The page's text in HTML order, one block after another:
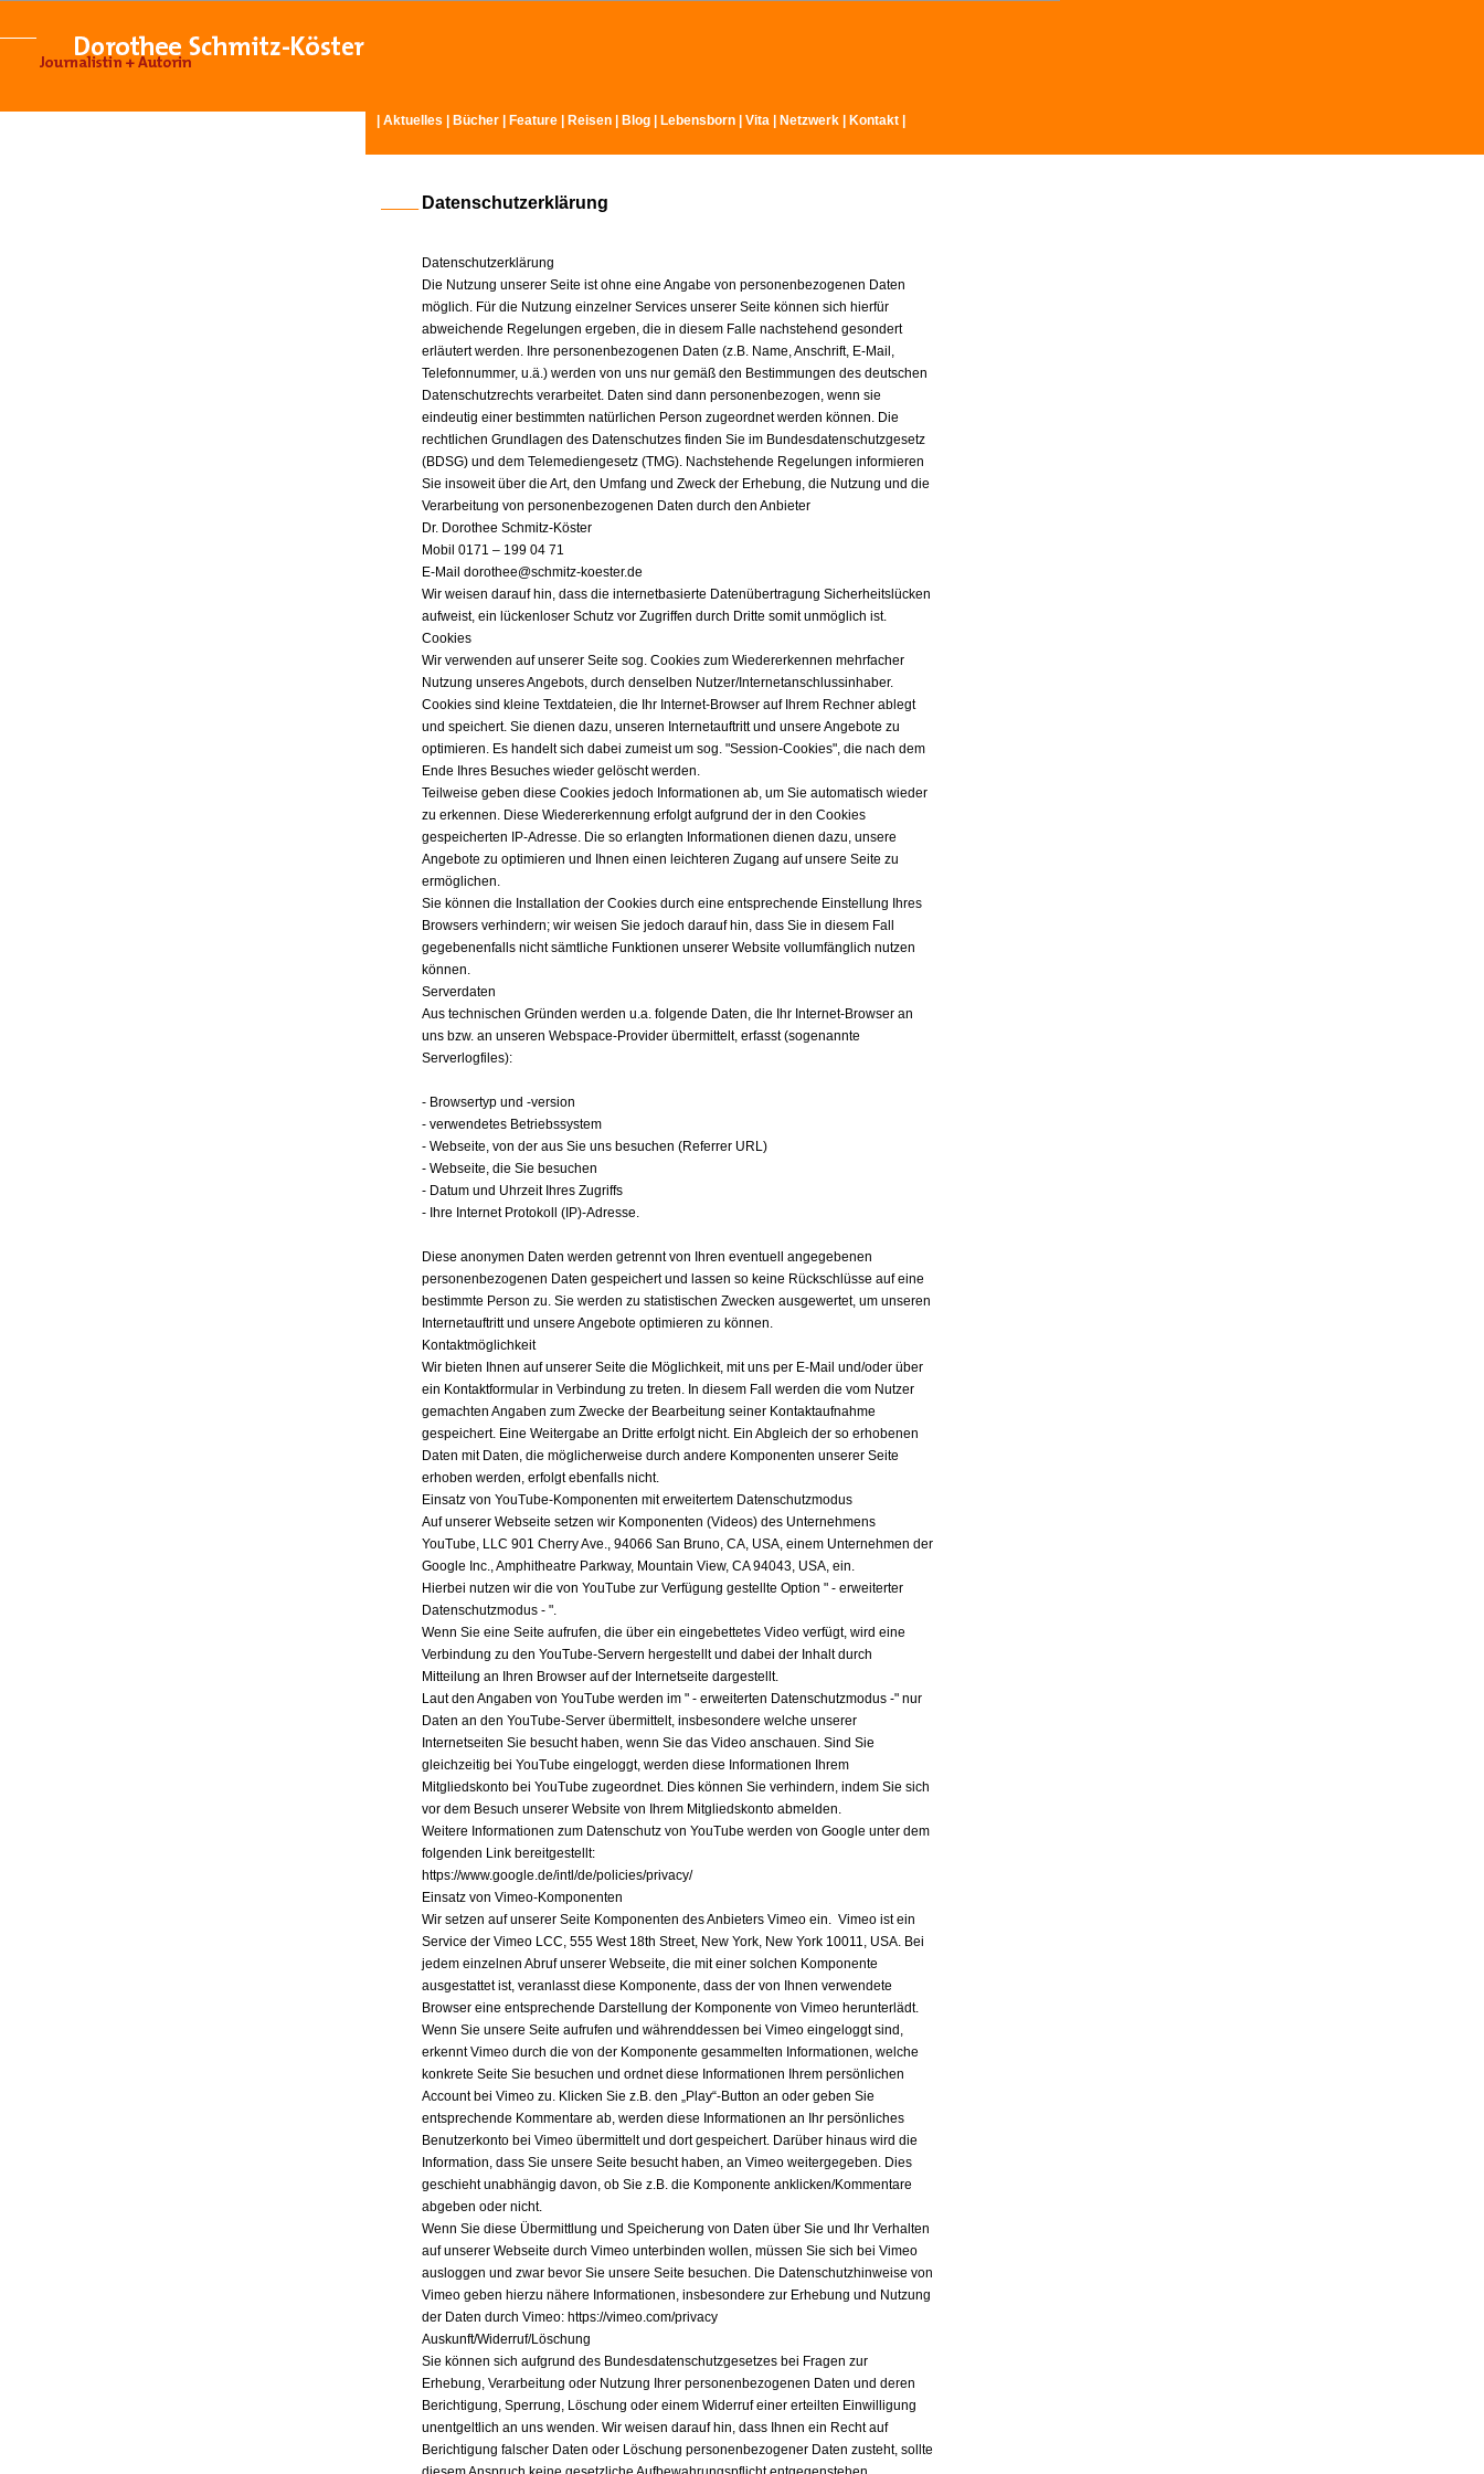
Aktuelles Bücher Feature Reisen Blog Lebensborn Vita Netzwerk Kontakt
Datenschutzerklärung
Datenschutzerklärung
Die Nutzung unserer Seite ist ohne eine Angabe von personenbezogenen Daten
möglich. Für die Nutzung einzelner Services unserer Seite können sich hierfür
abweichende Regelungen ergeben, die in diesem Falle nachstehend gesondert
erläutert werden. Ihre personenbezogenen Daten (z.B. Name, Anschrift, E-Mail,
Telefonnummer, u.ä.) werden von uns nur gemäß den Bestimmungen des deutschen
Datenschutzrechts verarbeitet. Daten sind dann personenbezogen, wenn sie
eindeutig einer bestimmten natürlichen Person zugeordnet werden können. Die
rechtlichen Grundlagen des Datenschutzes finden Sie im Bundesdatenschutzgesetz
(BDSG) und dem Telemediengesetz (TMG). Nachstehende Regelungen informieren
Sie insoweit über die Art, den Umfang und Zweck der Erhebung, die Nutzung und die
Verarbeitung von personenbezogenen Daten durch den Anbieter
Dr. Dorothee Schmitz-Köster
Mobil 0171 – 199 04 71
E-Mail dorothee@schmitz-koester.de
Wir weisen darauf hin, dass die internetbasierte Datenübertragung Sicherheitslücken
aufweist, ein lückenloser Schutz vor Zugriffen durch Dritte somit unmöglich ist.
Cookies
Wir verwenden auf unserer Seite sog. Cookies zum Wiedererkennen mehrfacher
Nutzung unseres Angebots, durch denselben Nutzer/Internetanschlussinhaber.
Cookies sind kleine Textdateien, die Ihr Internet-Browser auf Ihrem Rechner ablegt
und speichert. Sie dienen dazu, unseren Internetauftritt und unsere Angebote zu
optimieren. Es handelt sich dabei zumeist um sog. "Session-Cookies", die nach dem
Ende Ihres Besuches wieder gelöscht werden.
Teilweise geben diese Cookies jedoch Informationen ab, um Sie automatisch wieder
zu erkennen. Diese Wiedererkennung erfolgt aufgrund der in den Cookies
gespeicherten IP-Adresse. Die so erlangten Informationen dienen dazu, unsere
Angebote zu optimieren und Ihnen einen leichteren Zugang auf unsere Seite zu
ermöglichen.
Sie können die Installation der Cookies durch eine entsprechende Einstellung Ihres
Browsers verhindern; wir weisen Sie jedoch darauf hin, dass Sie in diesem Fall
gegebenenfalls nicht sämtliche Funktionen unserer Website vollumfänglich nutzen
können.
Serverdaten
Aus technischen Gründen werden u.a. folgende Daten, die Ihr Internet-Browser an
uns bzw. an unseren Webspace-Provider übermittelt, erfasst (sogenannte
Serverlogfiles):
- Browsertyp und -version
- verwendetes Betriebssystem
- Webseite, von der aus Sie uns besuchen (Referrer URL)
- Webseite, die Sie besuchen
- Datum und Uhrzeit Ihres Zugriffs
- Ihre Internet Protokoll (IP)-Adresse.
Diese anonymen Daten werden getrennt von Ihren eventuell angegebenen
personenbezogenen Daten gespeichert und lassen so keine Rückschlüsse auf eine
bestimmte Person zu. Sie werden zu statistischen Zwecken ausgewertet, um unseren
Internetauftritt und unsere Angebote optimieren zu können.
Kontaktmöglichkeit
Wir bieten Ihnen auf unserer Seite die Möglichkeit, mit uns per E-Mail und/oder über
ein Kontaktformular in Verbindung zu treten. In diesem Fall werden die vom Nutzer
gemachten Angaben zum Zwecke der Bearbeitung seiner Kontaktaufnahme
gespeichert. Eine Weitergabe an Dritte erfolgt nicht. Ein Abgleich der so erhobenen
Daten mit Daten, die möglicherweise durch andere Komponenten unserer Seite
erhoben werden, erfolgt ebenfalls nicht.
Einsatz von YouTube-Komponenten mit erweitertem Datenschutzmodus
Auf unserer Webseite setzen wir Komponenten (Videos) des Unternehmens
YouTube, LLC 901 Cherry Ave., 94066 San Bruno, CA, USA, einem Unternehmen der
Google Inc., Amphitheatre Parkway, Mountain View, CA 94043, USA, ein.
Hierbei nutzen wir die von YouTube zur Verfügung gestellte Option " - erweiterter
Datenschutzmodus - ".
Wenn Sie eine Seite aufrufen, die über ein eingebettetes Video verfügt, wird eine
Verbindung zu den YouTube-Servern hergestellt und dabei der Inhalt durch
Mitteilung an Ihren Browser auf der Internetseite dargestellt.
Laut den Angaben von YouTube werden im " - erweiterten Datenschutzmodus -" nur
Daten an den YouTube-Server übermittelt, insbesondere welche unserer
Internetseiten Sie besucht haben, wenn Sie das Video anschauen. Sind Sie
gleichzeitig bei YouTube eingeloggt, werden diese Informationen Ihrem
Mitgliedskonto bei YouTube zugeordnet. Dies können Sie verhindern, indem Sie sich
vor dem Besuch unserer Website von Ihrem Mitgliedskonto abmelden.
Weitere Informationen zum Datenschutz von YouTube werden von Google unter dem
folgenden Link bereitgestellt:
https://www.google.de/intl/de/policies/privacy/
Einsatz von Vimeo-Komponenten
Wir setzen auf unserer Seite Komponenten des Anbieters Vimeo ein. Vimeo ist ein
Service der Vimeo LCC, 555 West 18th Street, New York, New York 10011, USA. Bei
jedem einzelnen Abruf unserer Webseite, die mit einer solchen Komponente
ausgestattet ist, veranlasst diese Komponente, dass der von Ihnen verwendete
Browser eine entsprechende Darstellung der Komponente von Vimeo herunterlädt.
Wenn Sie unsere Seite aufrufen und währenddessen bei Vimeo eingeloggt sind,
erkennt Vimeo durch die von der Komponente gesammelten Informationen, welche
konkrete Seite Sie besuchen und ordnet diese Informationen Ihrem persönlichen
Account bei Vimeo zu. Klicken Sie z.B. den „Play“-Button an oder geben Sie
entsprechende Kommentare ab, werden diese Informationen an Ihr persönliches
Benutzerkonto bei Vimeo übermittelt und dort gespeichert. Darüber hinaus wird die
Information, dass Sie unsere Seite besucht haben, an Vimeo weitergegeben. Dies
geschieht unabhängig davon, ob Sie z.B. die Komponente anklicken/Kommentare
abgeben oder nicht.
Wenn Sie diese Übermittlung und Speicherung von Daten über Sie und Ihr Verhalten
auf unserer Webseite durch Vimeo unterbinden wollen, müssen Sie sich bei Vimeo
ausloggen und zwar bevor Sie unsere Seite besuchen. Die Datenschutzhinweise von
Vimeo geben hierzu nähere Informationen, insbesondere zur Erhebung und Nutzung
der Daten durch Vimeo: https://vimeo.com/privacy
Auskunft/Widerruf/Löschung
Sie können sich aufgrund des Bundesdatenschutzgesetzes bei Fragen zur
Erhebung, Verarbeitung oder Nutzung Ihrer personenbezogenen Daten und deren
Berichtigung, Sperrung, Löschung oder einem Widerruf einer erteilten Einwilligung
unentgeltlich an uns wenden. Wir weisen darauf hin, dass Ihnen ein Recht auf
Berichtigung falscher Daten oder Löschung personenbezogener Daten zusteht, sollte